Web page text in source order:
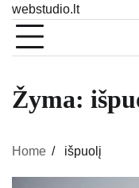
webstudio.lt
Žyma:
Home išpuolį